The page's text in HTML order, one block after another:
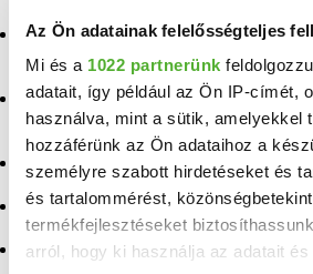
Az Ön adatainak felelősségteljes
Mi és a 1022 partnerünk
adatait, így például az Ön IP-címét,
használva, mint a sütik, amelyekkel
hozzáférünk az Ön adataihoz a
személyre szabott hirdetéseket és
és tartalommérést,
termékfejlesztéseket
arról, hogy ki használja az adatait
Eladó panellakás
Angyalföld
Eladó téglalakás
Angyalföld
Eladó lakás Angyalföld
Eladó lakás Margitsziget
Eladó lakás Népsziget